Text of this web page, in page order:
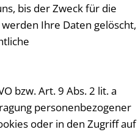
bis der Zweck für die
Ihre Daten gelöscht,
bzw. Art. 9 Abs. 2 lit. a
personenbezogener
oder in den Zugriff auf